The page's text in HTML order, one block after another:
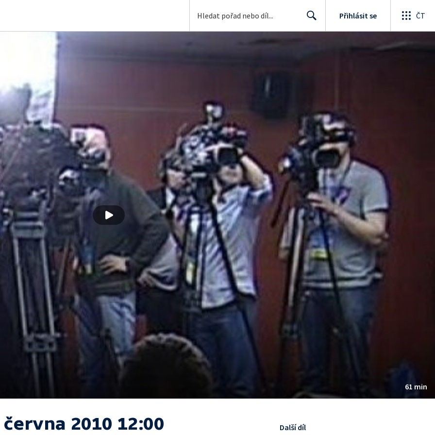
Přihlásit se ČT
61 min
června 2010 12:00 Další díl